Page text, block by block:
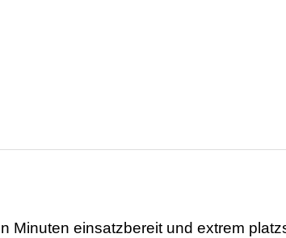
Minuten einsatzbereit und extrem